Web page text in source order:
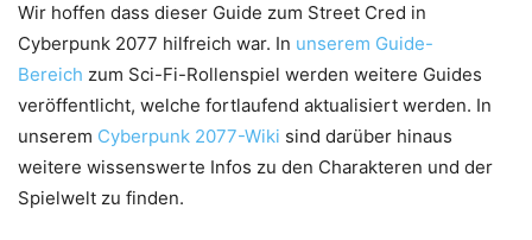
Wir hoffen dass dieser Guide zum Street Cred in
Cyberpunk 2077 hilfreich war. In unserem Guide-
Bereich zum Sci-Fi-Rollenspiel werden weitere Guides
veröffentlicht, welche fortlaufend aktualisiert werden. In
unserem Cyberpunk 2077-Wiki sind darüber hinaus
weitere wissenswerte Infos zu den Charakteren und der
Spielwelt zu finden.